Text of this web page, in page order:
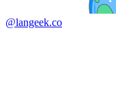
@langeek.co